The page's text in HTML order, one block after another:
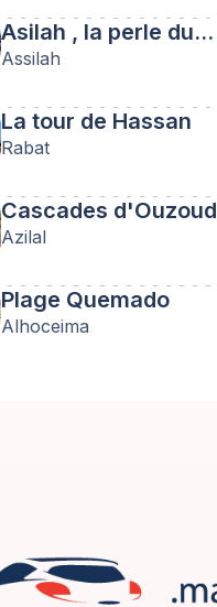
Asilah , la perle du…
Assilah
La tour de Hassan
Rabat
Cascades d'Ouzoud
Azilal
Plage Quemado
Alhoceima